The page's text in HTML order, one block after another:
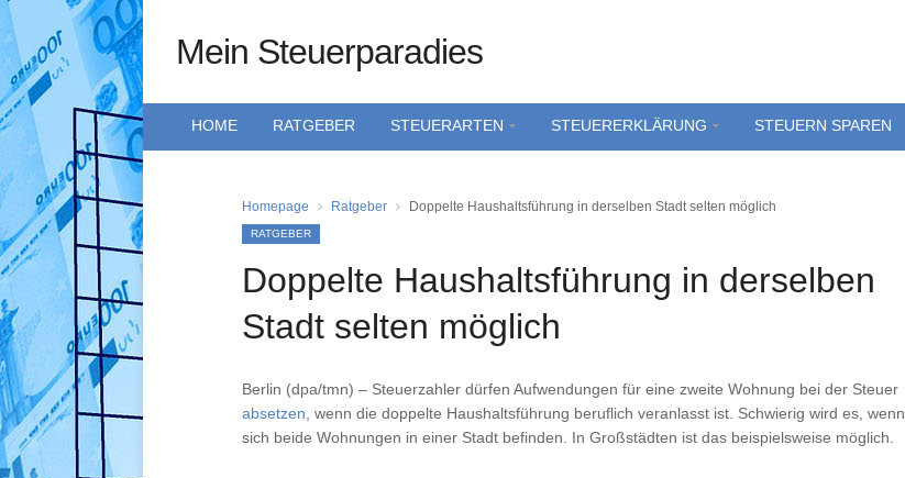
Mein Steuerparadies
HOME RATGEBER STEUERARTEN STEUERERKLÄRUNG STEUERN SPAREN
Homepage Ratgeber Doppelte Haushaltsführung in derselben Stadt selten möglich
RATGEBER
Doppelte Haushaltsführung in derselben
Stadt selten möglich
Berlin (dpa/tmn) – Steuerzahler dürfen Aufwendungen für eine zweite Wohnung bei der Steuer
absetzen , wenn die doppelte Haushaltsführung beruflich veranlasst ist. Schwierig wird es, wenn
sich beide Wohnungen in einer Stadt befinden. In Großstädten ist das beispielsweise möglich.